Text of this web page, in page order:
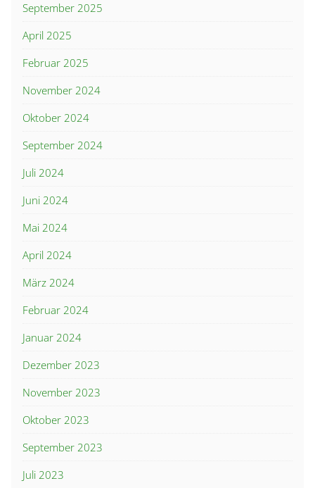
September 2025
April 2025
Februar 2025
November 2024
Oktober 2024
September 2024
Juli 2024
Juni 2024
Mai 2024
April 2024
März 2024
Februar 2024
Januar 2024
Dezember 2023
November 2023
Oktober 2023
September 2023
Juli 2023